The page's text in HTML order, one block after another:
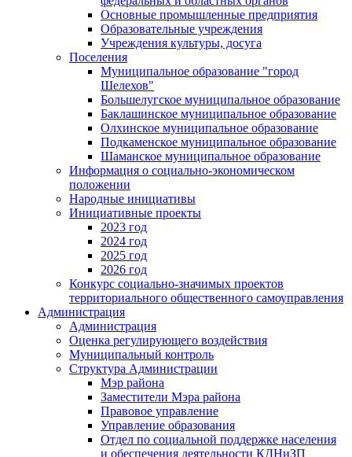
Основные промышленные предприятия
Образовательные учреждения
Учреждения культуры, досуга
Поселения
Муниципальное образование "город
Шелехов"
Большелугское муниципальное образование
Баклашинское муниципальное образование
Олхинское муниципальное образование
Подкаменское муниципальное образование
Шаманское муниципальное образование
Информация о социально-экономическом
положении
Народные инициативы
Инициативные проекты
2023 год
2024 год
2025 год
2026 год
Конкурс социально-значимых проектов
территориального общественного самоуправления
Администрация
Администрация
Оценка регулирующего воздействия
Муниципальный контроль
Структура Администрации
Мэр района
Заместители Мэра района
Правовое управление
Управление образования
Отдел по социальной поддержке населения
и обеспечения деятельности КДНиЗП